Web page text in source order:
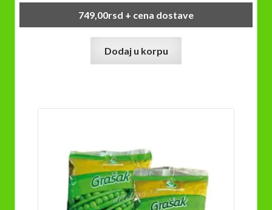
749,00rsd + cena dostave
Dodaj u korpu